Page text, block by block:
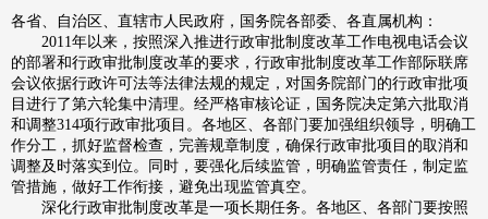
各省、自治区、直辖市人民政府，国务院各部委、各直属机构：
2011年以来，按照深入推进行政审批制度改革工作电视电话会议
的部署和行政审批制度改革的要求，行政审批制度改革工作部际联席
会议依据行政许可法等法律法规的规定，对国务院部门的行政审批项
目进行了第六轮集中清理。经严格审核论证，国务院决定第六批取消
和调整314项行政审批项目。各地区、各部门要加强组织领导，明确工
作分工，抓好监督检查，完善规章制度，确保行政审批项目的取消和
调整及时落实到位。同时，要强化后续监管，明确监管责任，制定监
管措施，做好工作衔接，避免出现监管真空。
深化行政审批制度改革是一项长期任务。各地区、各部门要按照